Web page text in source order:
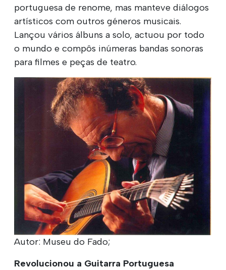
portuguesa de renome, mas manteve diálogos
artísticos com outros géneros musicais.
Lançou vários álbuns a solo, actuou por todo
o mundo e compôs inúmeras bandas sonoras
para filmes e peças de teatro.
Autor: Museu do Fado;
Revolucionou a Guitarra Portuguesa